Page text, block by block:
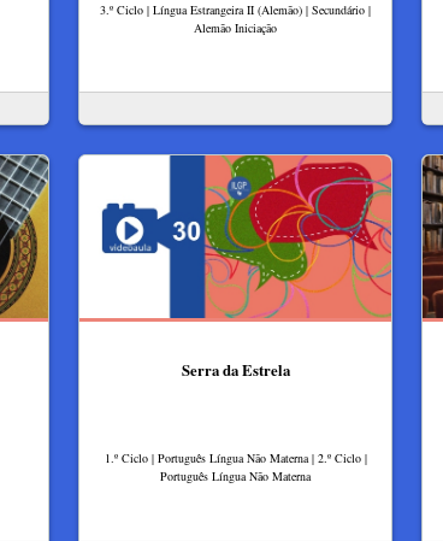
3.º Ciclo | Língua Estrangeira II (Alemão) | Secundário |
Alemão Iniciação
Serra da Estrela
1.º Ciclo | Português Língua Não Materna | 2.º Ciclo |
Português Língua Não Materna